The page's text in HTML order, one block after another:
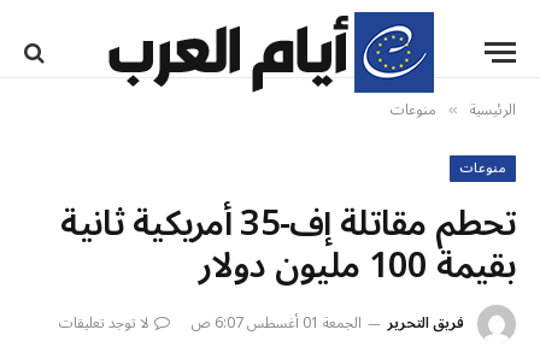
الرئيسية » منوعات
منوعات
تحطم مقاتلة إف-35 أمريكية ثانية
بقيمة 100 مليون دولار
فريق التحرير الجمعة 01 أغسطس 6:07 ص لا توجد تعليقات